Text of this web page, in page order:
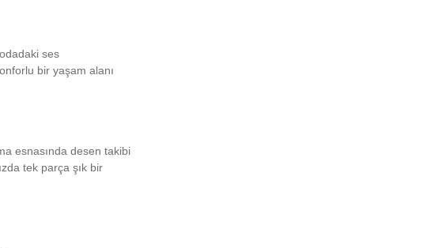
ses
bir yaşam alanı
esnasında desen takibi
tek parça şık bir